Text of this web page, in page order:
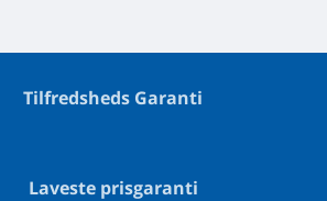
Tilfredsheds Garanti
Laveste prisgaranti